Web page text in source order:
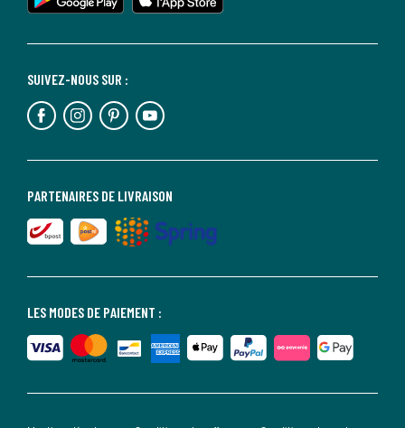
LES MODES DE PAIEMENT :
PARTENAIRES DE LIVRAISON
SUIVEZ-NOUS SUR :